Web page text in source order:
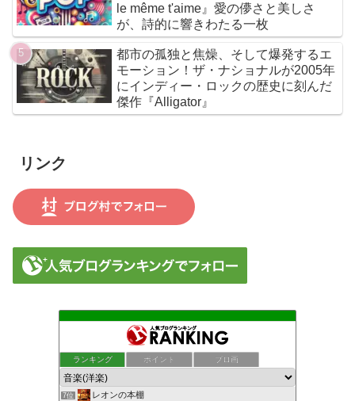
le même t'aime』愛の儚さと美しさ
が、詩的に響きわたる一枚
都市の孤独と焦燥、そして爆発するエ
モーション！ザ・ナショナルが2005年
にインディー・ロックの歴史に刻んだ
傑作『Alligator』
リンク
ランキング ポイント ブロ画
7位 レオンの本棚